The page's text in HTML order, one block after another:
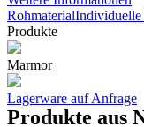
RohmaterialIndividuelle
Produkte
Marmor
Lagerware auf Anfrage
Produkte aus